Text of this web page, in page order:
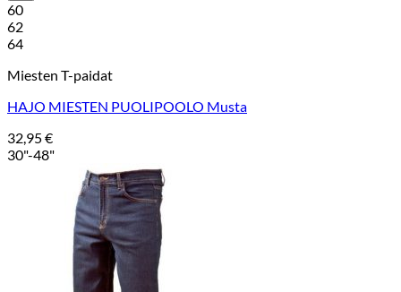
60
62
64
Miesten T-paidat
HAJO MIESTEN PUOLIPOOLO Musta
32,95€
30"-48"